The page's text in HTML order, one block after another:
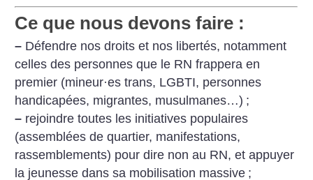
Ce que nous devons faire :
– Défendre nos droits et nos libertés, notamment
celles des personnes que le RN frappera en
premier (mineur·es trans, LGBTI, personnes
handicapées, migrantes, musulmanes…) ;
– rejoindre toutes les initiatives populaires
(assemblées de quartier, manifestations,
rassemblements) pour dire non au RN, et appuyer
la jeunesse dans sa mobilisation massive ;